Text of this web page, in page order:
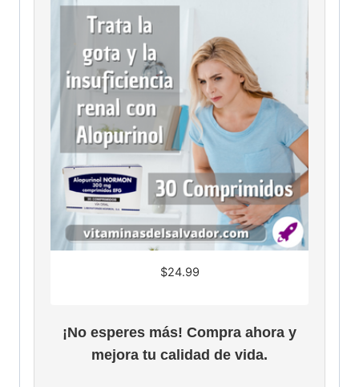
$24.99
¡No esperes más! Compra ahora y
mejora tu calidad de vida.